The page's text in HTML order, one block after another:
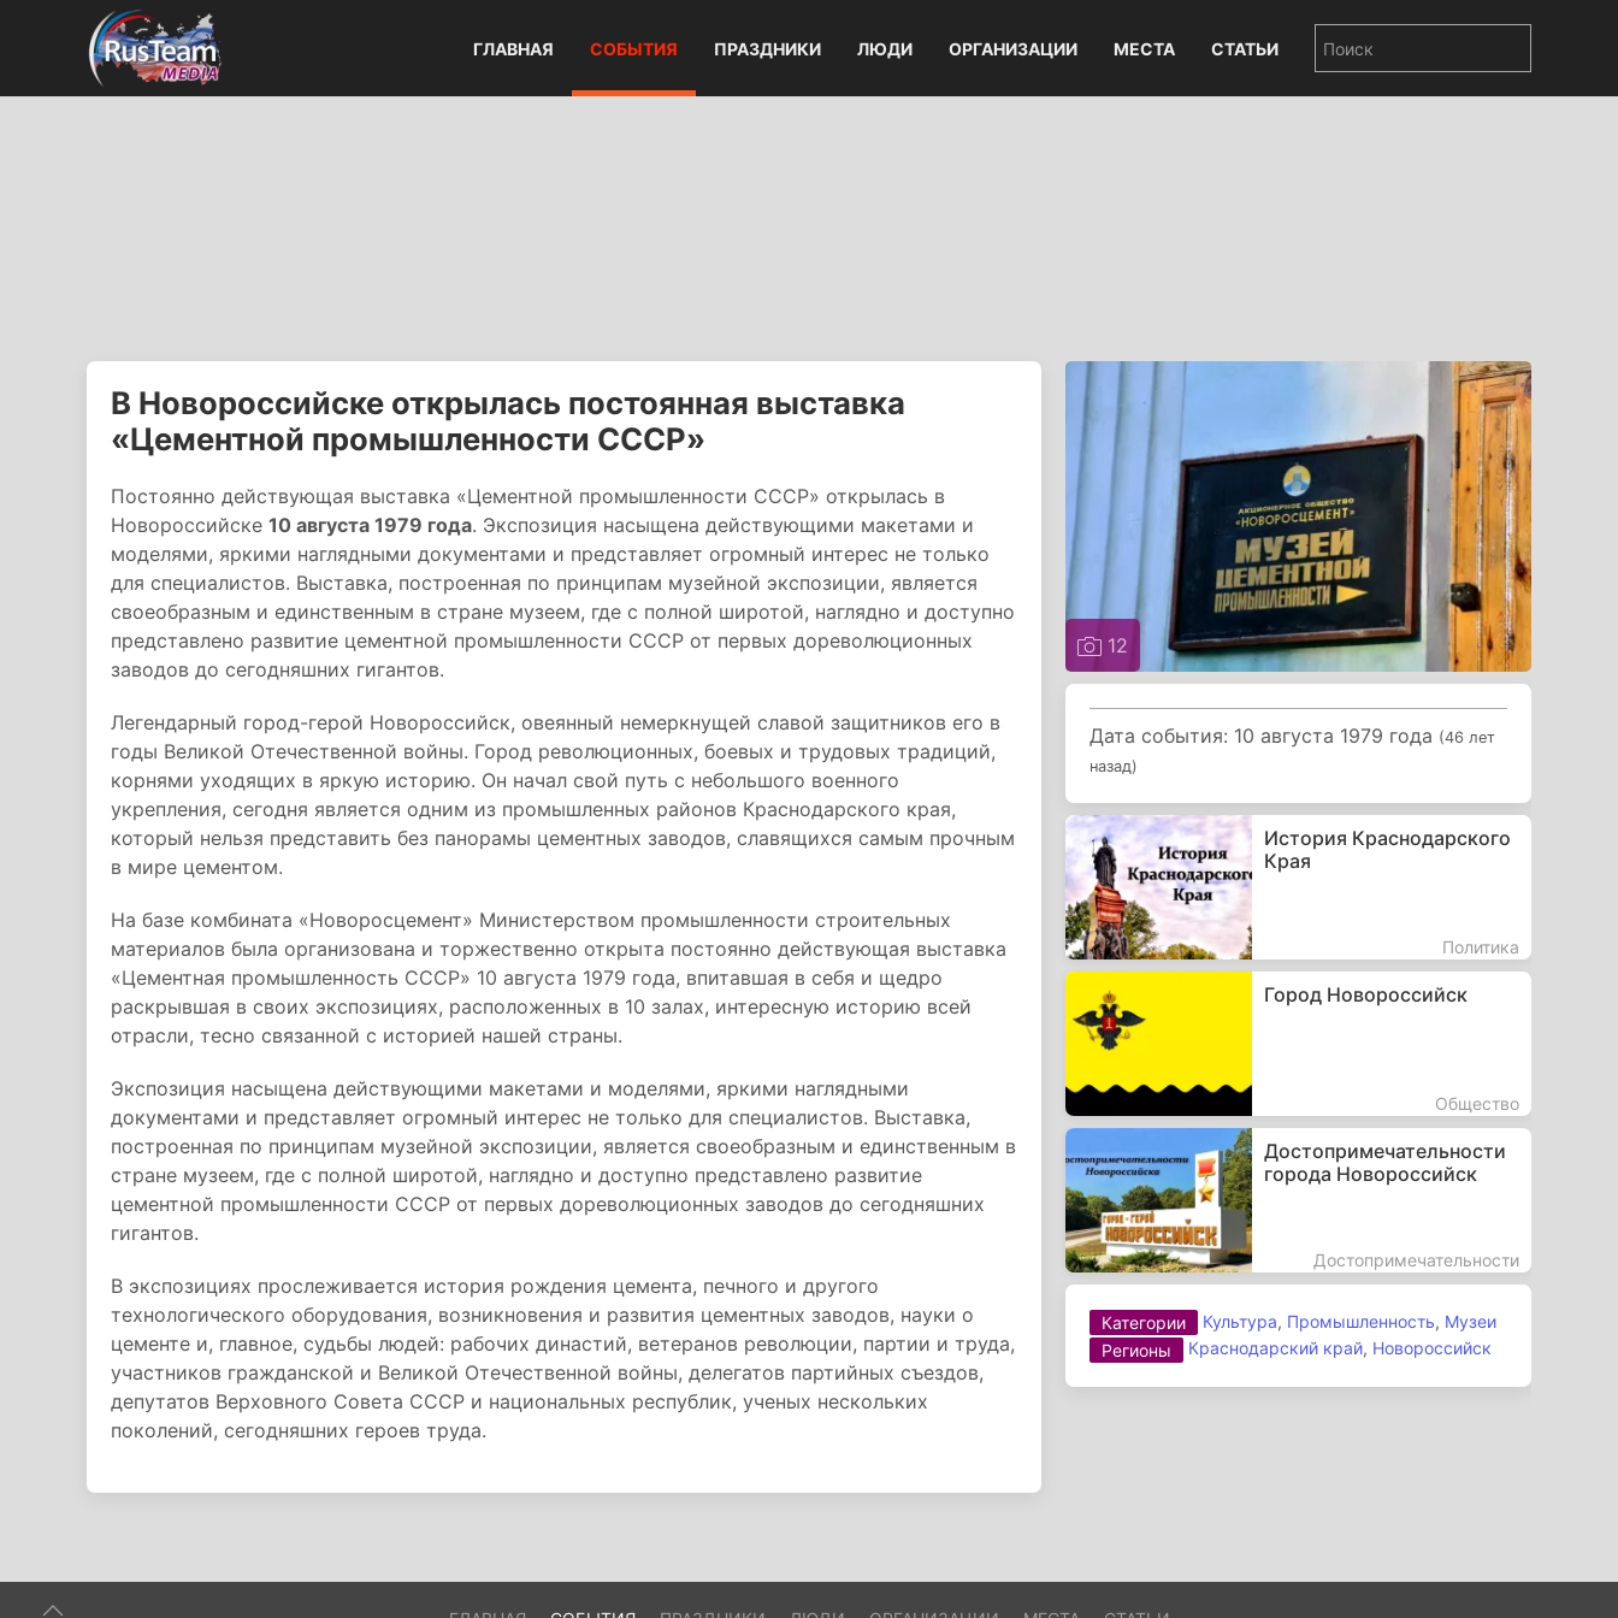
ГЛАВНАЯ СОБЫТИЯ ПРАЗДНИКИ ЛЮДИ ОРГАНИЗАЦИИ МЕСТА СТАТЬИ
В Новороссийске открылась постоянная выставка
«Цементной промышленности СССР»
Постоянно действующая выставка «Цементной промышленности СССР» открылась в
Новороссийске 10 августа 1979 года. Экспозиция насыщена действующими макетами и
моделями, яркими наглядными документами и представляет огромный интерес не только
для специалистов. Выставка, построенная по принципам музейной экспозиции, является
своеобразным и единственным в стране музеем, где с полной широтой, наглядно и доступно
представлено развитие цементной промышленности СССР от первых дореволюционных
заводов до сегодняшних гигантов.
Легендарный город-герой Новороссийск, овеянный немеркнущей славой защитников его в
годы Великой Отечественной войны. Город революционных, боевых и трудовых традиций,
корнями уходящих в яркую историю. Он начал свой путь с небольшого военного
укрепления, сегодня является одним из промышленных районов Краснодарского края,
который нельзя представить без панорамы цементных заводов, славящихся самым прочным
в мире цементом.
На базе комбината «Новоросцемент» Министерством промышленности строительных
материалов была организована и торжественно открыта постоянно действующая выставка
«Цементная промышленность СССР» 10 августа 1979 года, впитавшая в себя и щедро
раскрывшая в своих экспозициях, расположенных в 10 залах, интересную историю всей
отрасли, тесно связанной с историей нашей страны.
Экспозиция насыщена действующими макетами и моделями, яркими наглядными
документами и представляет огромный интерес не только для специалистов. Выставка,
построенная по принципам музейной экспозиции, является своеобразным и единственным в
стране музеем, где с полной широтой, наглядно и доступно представлено развитие
цементной промышленности СССР от первых дореволюционных заводов до сегодняшних
гигантов.
В экспозициях прослеживается история рождения цемента, печного и другого
технологического оборудования, возникновения и развития цементных заводов, науки о
цементе и, главное, судьбы людей: рабочих династий, ветеранов революции, партии и труда,
участников гражданской и Великой Отечественной войны, делегатов партийных съездов,
депутатов Верховного Совета СССР и национальных республик, ученых нескольких
поколений, сегодняшних героев труда.
12
Дата события: 10 августа 1979 года (46 лет
назад)
История Краснодарского
Края
Политика
Город Новороссийск
Общество
Достопримечательности
города Новороссийск
Достопримечательности
Категории Культура, Промышленность, Музеи
Регионы
Краснодарский край, Новороссийск